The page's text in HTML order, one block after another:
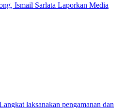
Ismail Sarlata Laporkan Media
laksanakan pengamanan dan